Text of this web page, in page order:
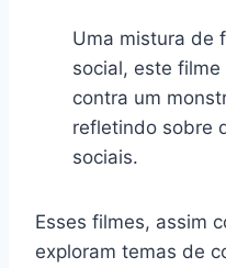
Uma mistura de
social, este
contra um
refletindo sobre
sociais.
Esses filmes, assim
exploram temas de